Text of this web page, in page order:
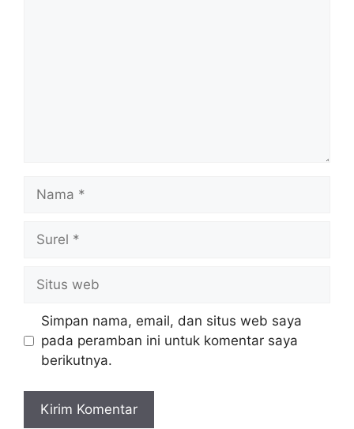
Nama
Surel
Situs
web
Simpan nama, email, dan situs web saya
pada peramban ini untuk komentar saya
berikutnya.